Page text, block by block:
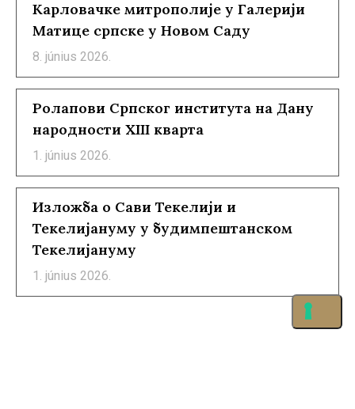
Карловачке митрополије у Галерији
Матице српске у Новом Саду
8. június 2026.
Ролапови Српског института на Дану
народности XIII кварта
1. június 2026.
Изложба о Сави Текелији и
Текелијануму у будимпештанском
Текелијануму
1. június 2026.